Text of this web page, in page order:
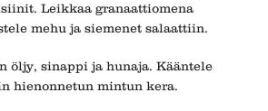
Leikkaa granaattiomena
mehu ja siemenet salaattiin.
öljy, sinappi ja hunaja. Kääntele
hienonnetun mintun kera.